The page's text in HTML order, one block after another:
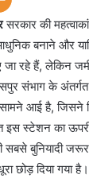
सरकार की
बनाने और
जा रहे हैं, लेकिन
संभाग के
आई है, जिसने
स्टेशन का ऊपरी
सबसे बुनियादी
छोड़ दिया गया है।